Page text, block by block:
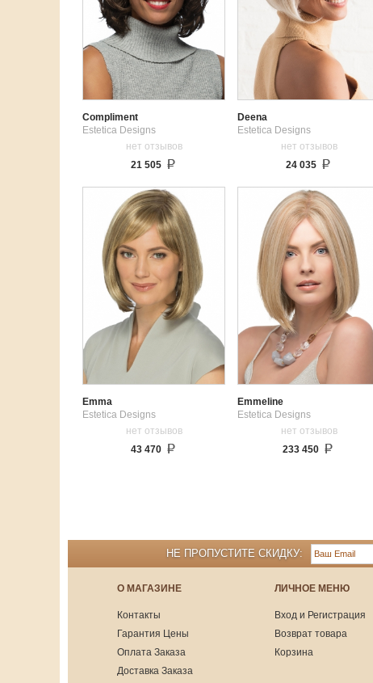
Compliment
Estetica Designs
нет отзывов
21 505
Deena
Estetica Designs
нет отзывов
24 035
Emma
Estetica Designs
нет отзывов
43 470
Emmeline
Estetica Designs
нет отзывов
233 450
НЕ ПРОПУСТИТЕ СКИДКУ:
О МАГАЗИНЕ
Контакты
Гарантия Цены
Оплата Заказа
Доставка Заказа
ЛИЧНОЕ МЕНЮ
Вход и Регистрация
Возврат товара
Корзина